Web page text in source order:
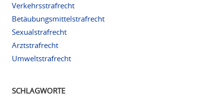
Verkehrsstrafrecht
Betäubungsmittelstrafrecht
Sexualstrafrecht
Arztstrafrecht
Umweltstrafrecht
SCHLAGWORTE